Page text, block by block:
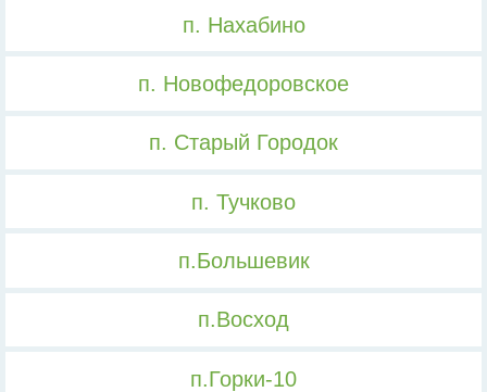
п. Нахабино
п. Новофедоровское
п. Старый Городок
п. Тучково
п.Большевик
п.Восход
п.Горки-10